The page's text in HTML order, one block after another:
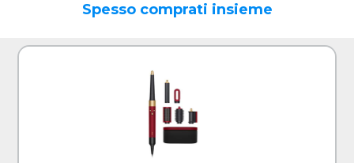
Spesso comprati insieme